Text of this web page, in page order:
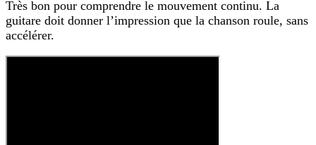
Très bon pour comprendre le mouvement continu. La
guitare doit donner l’impression que la chanson roule, sans
accélérer.